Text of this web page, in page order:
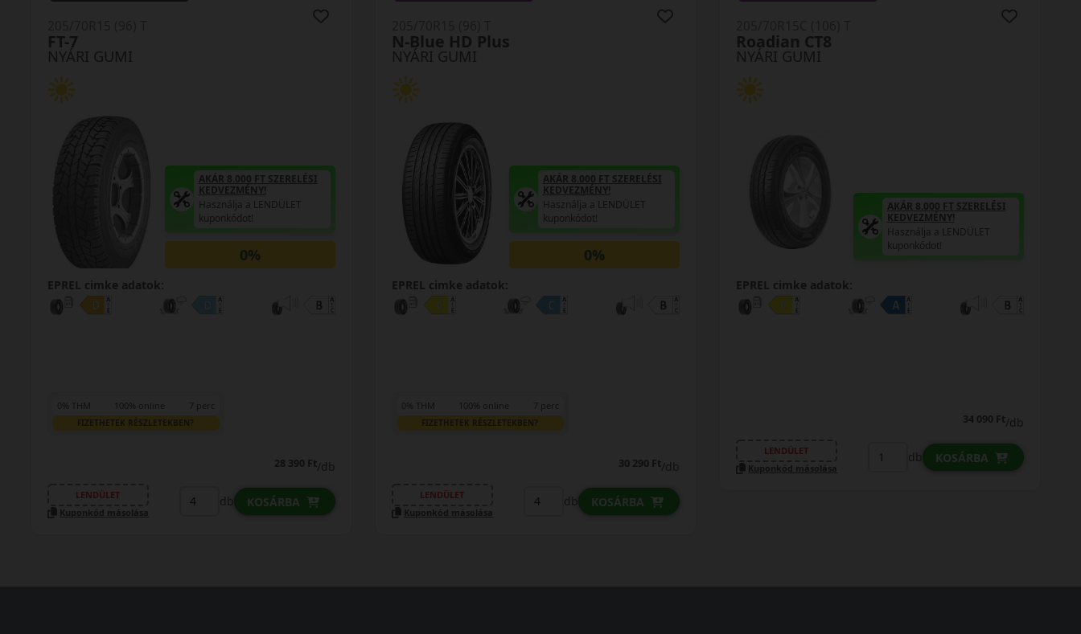
NYÁRI GUMI
FT-7
AKÁR 8.000 FT SZERELÉSI
KEDVEZMÉNY!
Használja a LENDÜLET
kuponkódot!
0%
EPREL cimke adatok:
0% THM 100% online 7 perc
FIZETHETEK RÉSZLETEKBEN?
28 390 Ft/db
LENDÜLET
Kuponkód másolása
db KOSÁRBA
NYÁRI GUMI
N-Blue HD Plus
AKÁR 8.000 FT SZERELÉSI
KEDVEZMÉNY!
Használja a LENDÜLET
kuponkódot!
0%
EPREL cimke adatok:
0% THM 100% online 7 perc
FIZETHETEK RÉSZLETEKBEN?
30 290 Ft/db
LENDÜLET
Kuponkód másolása
db KOSÁRBA
NYÁRI GUMI
Roadian CT8
AKÁR 8.000 FT SZERELÉSI
KEDVEZMÉNY!
Használja a LENDÜLET
kuponkódot!
EPREL cimke adatok:
34 090 Ft/db
LENDÜLET
Kuponkód másolása
db KOSÁRBA